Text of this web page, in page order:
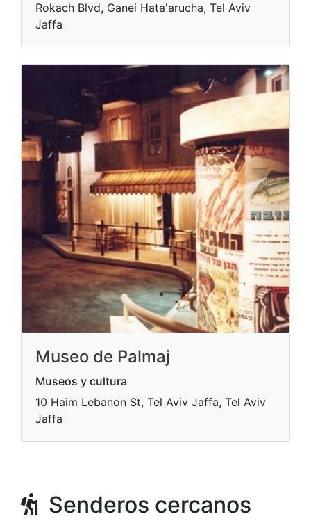
Rokach Blvd, Ganei Hata'arucha, Tel Aviv
Jaffa
Museo de Palmaj
Museos y cultura
10 Haim Lebanon St, Tel Aviv Jaffa, Tel Aviv
Jaffa
Senderos cercanos